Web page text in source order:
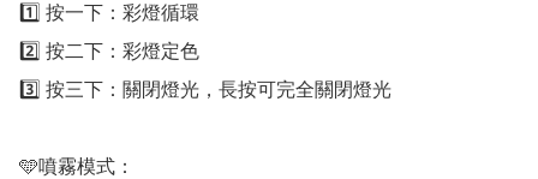
1️⃣ 按一下：彩燈循環
2️⃣ 按二下：彩燈定色
3️⃣ 按三下：關閉燈光，長按可完全關閉燈光
🩵噴霧模式：